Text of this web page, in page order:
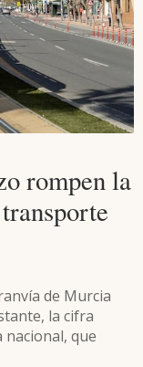
rompen la
de Murcia
la cifra
nacional, que